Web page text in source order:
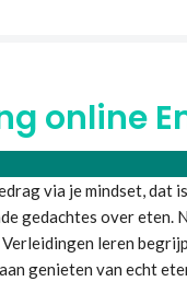
online
via je mindset, dat
gedachtes over
leren
genieten van echt